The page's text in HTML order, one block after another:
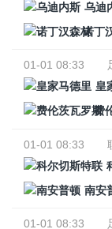
乌迪
诺丁
01-01 08:33
皇家马
费
01-01 08:33
科尔
南安
01-01 08:33